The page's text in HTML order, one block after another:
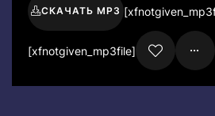
СКАЧАТЬ MP3
[xfnotgiven_mp3file]